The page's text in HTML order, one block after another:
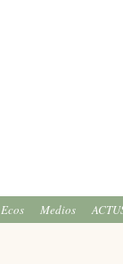
Ecos Medios